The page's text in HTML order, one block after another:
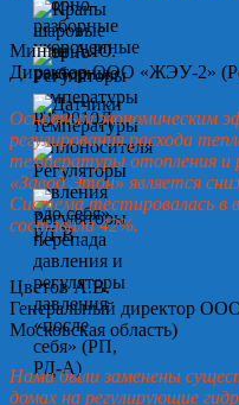
Минин А.Ю.
Директор ООО «ЖЭУ-2»
Основным экономическим
регулирования расхода
температуры отопления и
«Завод Этон» является
Система тестировалась в
составила 42%.
Цветов А.В.
Генеральный директор
Московская область)
Нами были заменены
домах на регулирующие